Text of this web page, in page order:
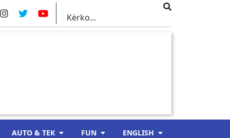
AUTO & TEK FUN ENGLISH